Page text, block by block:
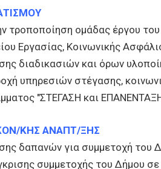
τροποποίηση ομάδας έργου
Εργασίας, Κοινωνικής
διαδικασιών και όρων
υπηρεσιών στέγασης,
"ΣΤΕΓΑΣΗ και
ΚΗΣ ΑΝΑΠΤ/ΞΗΣ
δαπανών για συμμετοχή του
συμμετοχής του Δήμου σε